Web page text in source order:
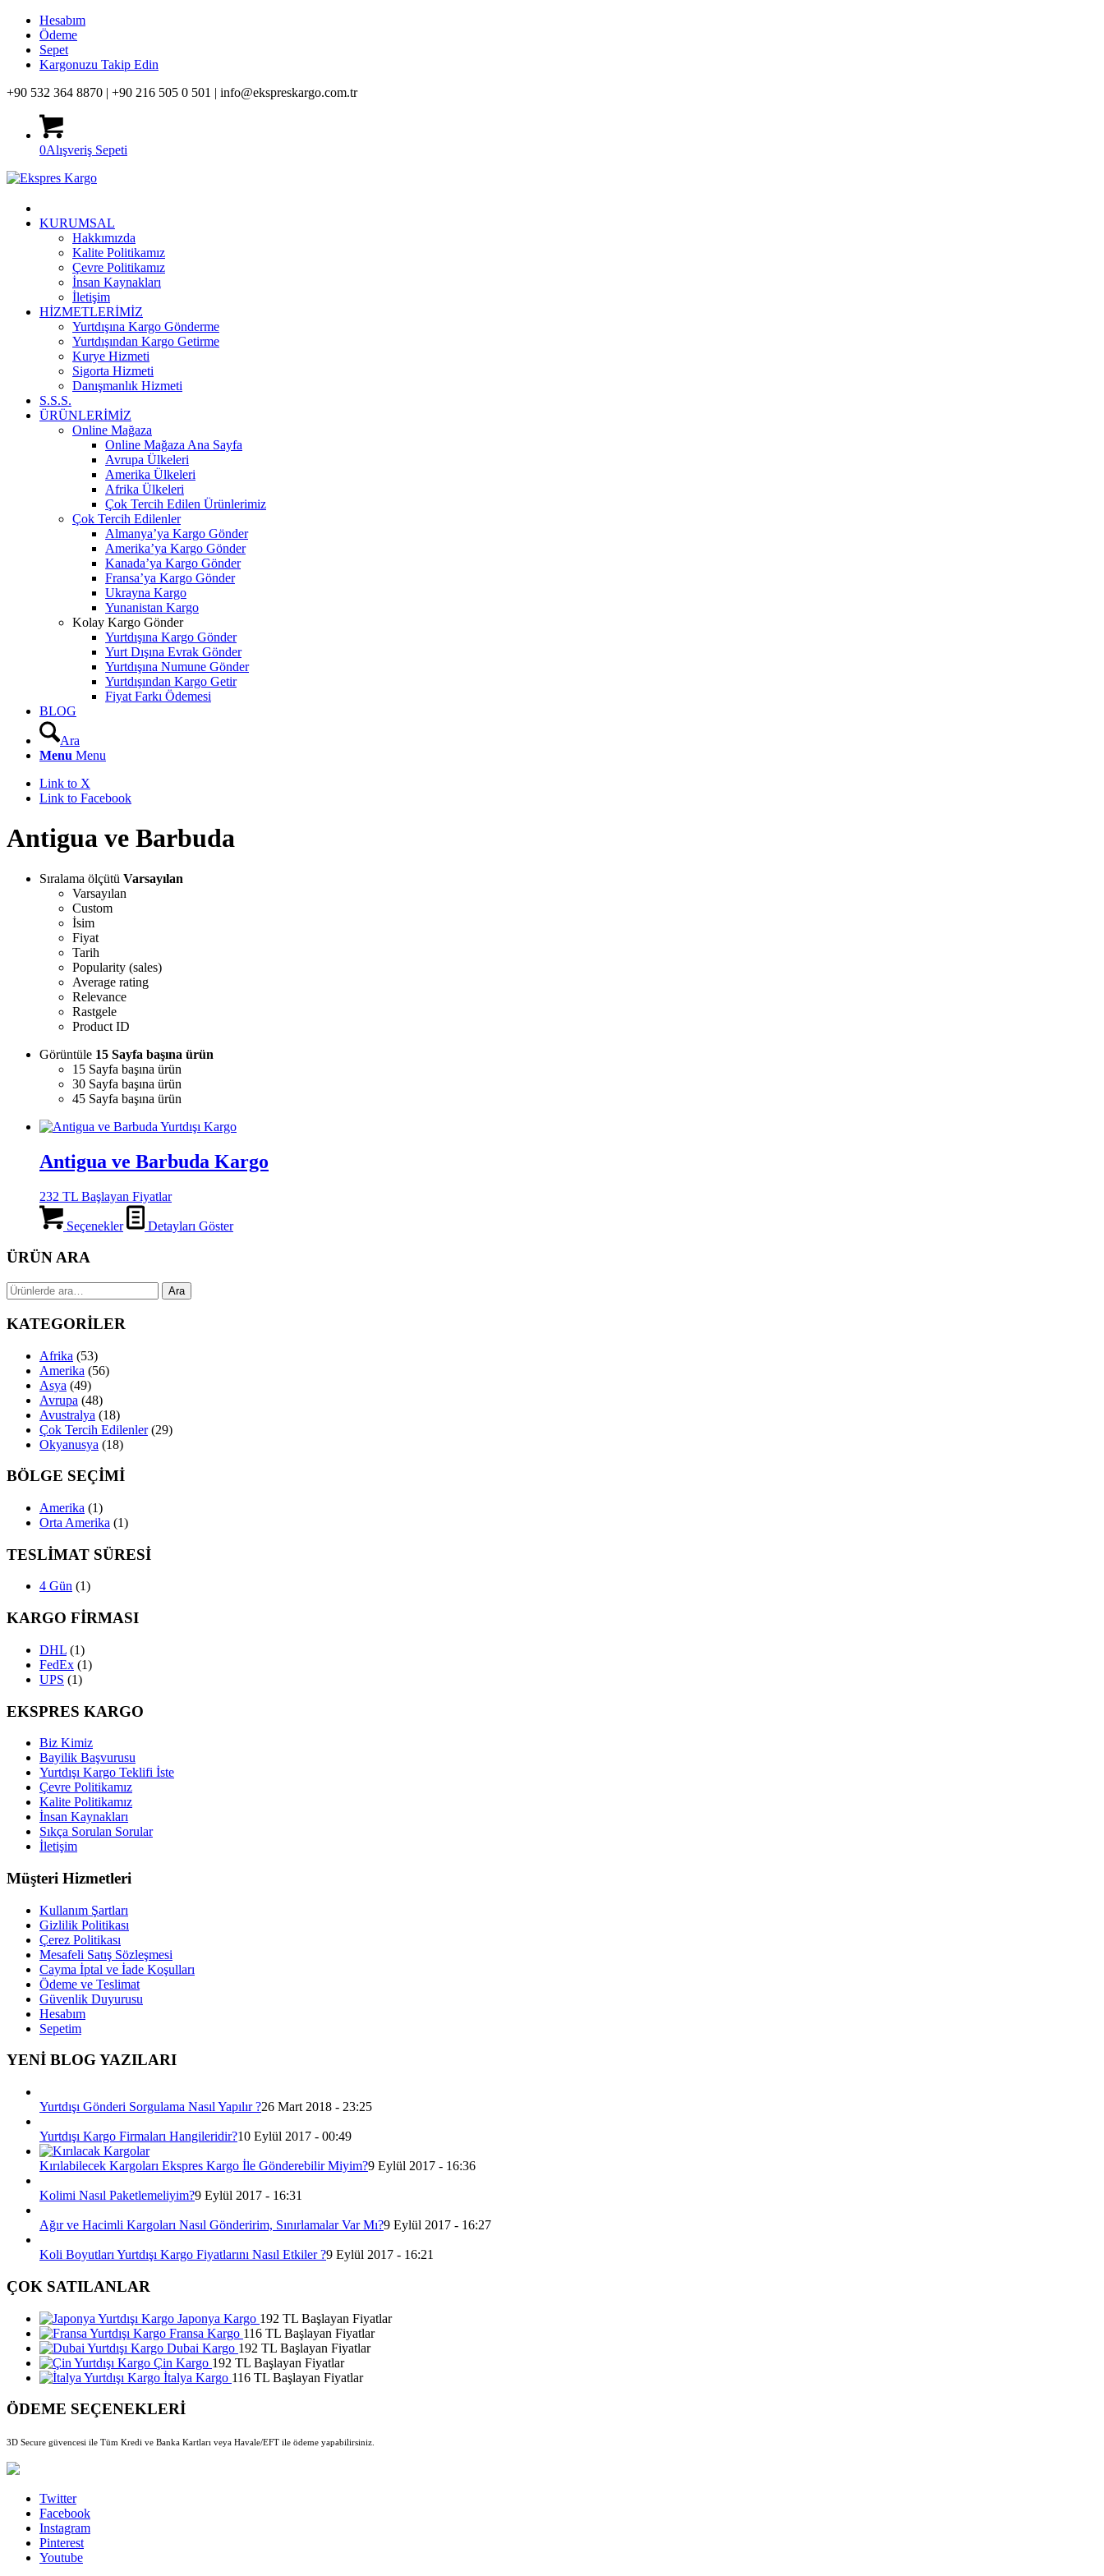
Hesabım
Ödeme
Sepet
Kargonuzu Takip Edin
+90 532 364 8870 | +90 216 505 0 501 | info@ekspreskargo.com.tr
0Alışveriş Sepeti
KURUMSAL
Hakkımızda
Kalite Politikamız
Çevre Politikamız
İnsan Kaynakları
İletişim
HİZMETLERİMİZ
Yurtdışına Kargo Gönderme
Yurtdışından Kargo Getirme
Kurye Hizmeti
Sigorta Hizmeti
Danışmanlık Hizmeti
S.S.S.
ÜRÜNLERİMİZ
Online Mağaza
Online Mağaza Ana Sayfa
Avrupa Ülkeleri
Amerika Ülkeleri
Afrika Ülkeleri
Çok Tercih Edilen Ürünlerimiz
Çok Tercih Edilenler
Almanya’ya Kargo Gönder
Amerika’ya Kargo Gönder
Kanada’ya Kargo Gönder
Fransa’ya Kargo Gönder
Ukrayna Kargo
Yunanistan Kargo
Kolay Kargo Gönder
Yurtdışına Kargo Gönder
Yurt Dışına Evrak Gönder
Yurtdışına Numune Gönder
Yurtdışından Kargo Getir
Fiyat Farkı Ödemesi
BLOG
Ara
Menu Menu
Link to X
Link to Facebook
Antigua ve Barbuda
Sıralama ölçütü Varsayılan
Varsayılan
Custom
İsim
Fiyat
Tarih
Popularity (sales)
Average rating
Relevance
Rastgele
Product ID
Görüntüle 15 Sayfa başına ürün
15 Sayfa başına ürün
30 Sayfa başına ürün
45 Sayfa başına ürün
Antigua ve Barbuda Kargo
232 TL Başlayan Fiyatlar
Seçenekler Detayları Göster
ÜRÜN ARA
Ara: Ara
KATEGORİLER
Afrika (53)
Amerika (56)
Asya (49)
Avrupa (48)
Avustralya (18)
Çok Tercih Edilenler (29)
Okyanusya (18)
BÖLGE SEÇİMİ
Amerika (1)
Orta Amerika (1)
TESLİMAT SÜRESİ
4 Gün (1)
KARGO FİRMASI
DHL (1)
FedEx (1)
UPS (1)
EKSPRES KARGO
Biz Kimiz
Bayilik Başvurusu
Yurtdışı Kargo Teklifi İste
Çevre Politikamız
Kalite Politikamız
İnsan Kaynakları
Sıkça Sorulan Sorular
İletişim
Müşteri Hizmetleri
Kullanım Şartları
Gizlilik Politikası
Çerez Politikası
Mesafeli Satış Sözleşmesi
Cayma İptal ve İade Koşulları
Ödeme ve Teslimat
Güvenlik Duyurusu
Hesabım
Sepetim
YENİ BLOG YAZILARI
Yurtdışı Gönderi Sorgulama Nasıl Yapılır ?26 Mart 2018 - 23:25
Yurtdışı Kargo Firmaları Hangileridir?10 Eylül 2017 - 00:49
Kırılabilecek Kargoları Ekspres Kargo İle Gönderebilir Miyim?9 Eylül 2017 - 16:36
Kolimi Nasıl Paketlemeliyim?9 Eylül 2017 - 16:31
Ağır ve Hacimli Kargoları Nasıl Gönderirim, Sınırlamalar Var Mı?9 Eylül 2017 - 16:27
Koli Boyutları Yurtdışı Kargo Fiyatlarını Nasıl Etkiler ?9 Eylül 2017 - 16:21
ÇOK SATILANLAR
Japonya Kargo 192 TL Başlayan Fiyatlar
Fransa Kargo 116 TL Başlayan Fiyatlar
Dubai Kargo 192 TL Başlayan Fiyatlar
Çin Kargo 192 TL Başlayan Fiyatlar
İtalya Kargo 116 TL Başlayan Fiyatlar
ÖDEME SEÇENEKLERİ
3D Secure güvencesi ile Tüm Kredi ve Banka Kartları veya Havale/EFT ile ödeme yapabilirsiniz.
Twitter
Facebook
Instagram
Pinterest
Youtube